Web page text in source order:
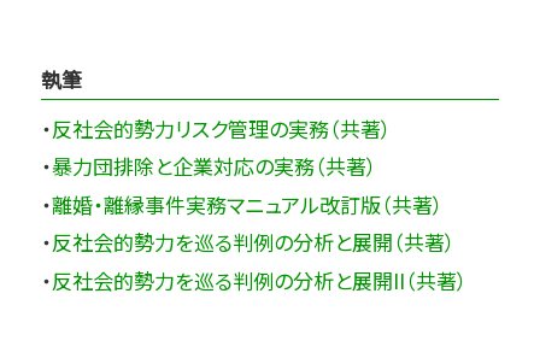
執筆
・反社会的勢力リスク管理の実務（共著）
・暴力団排除と企業対応の実務（共著）
・離婚・離縁事件実務マニュアル改訂版（共著）
・反社会的勢力を巡る判例の分析と展開（共著）
・反社会的勢力を巡る判例の分析と展開II（共著）